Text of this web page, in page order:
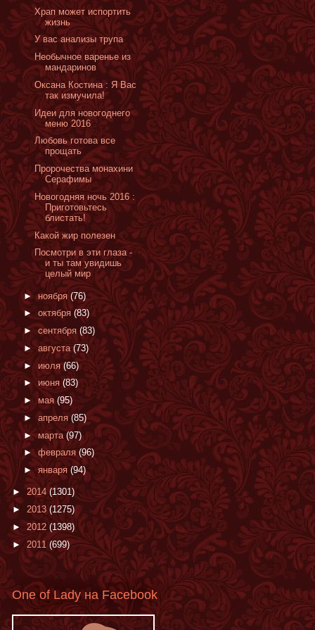
Храп может испортить
жизнь
У вас анализы трупа
Необычное варенье из
мандаринов
Оксана Костина : Я Вас
так измучила!
Идеи для новогоднего
меню 2016
Любовь готова все
прощать
Пророчества монахини
Серафимы
Новогодняя ночь 2016 :
Приготовьтесь
блистать!
Какой жир полезен
Посмотри в эти глаза -
и ты там увидишь
целый мир
►ноября (76)
► октября (83)
► сентября (83)
► августа (73)
► июля(66)
► июня (83)
► мая(95)
► апреля (85)
► марта (97)
► февраля (96)
► января (94)
► 2014(1301)
► 2013 (1275)
►2012 (1398)
► 2011 (699)
One of Lady на Facebook